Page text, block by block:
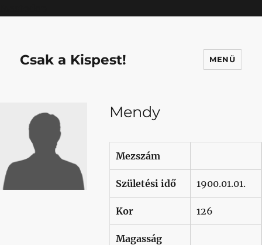
Csak a Kispest! MENÜ
Mendy
Mezszám
Születési idő 1900.01.01.
Kor 126
Magasság